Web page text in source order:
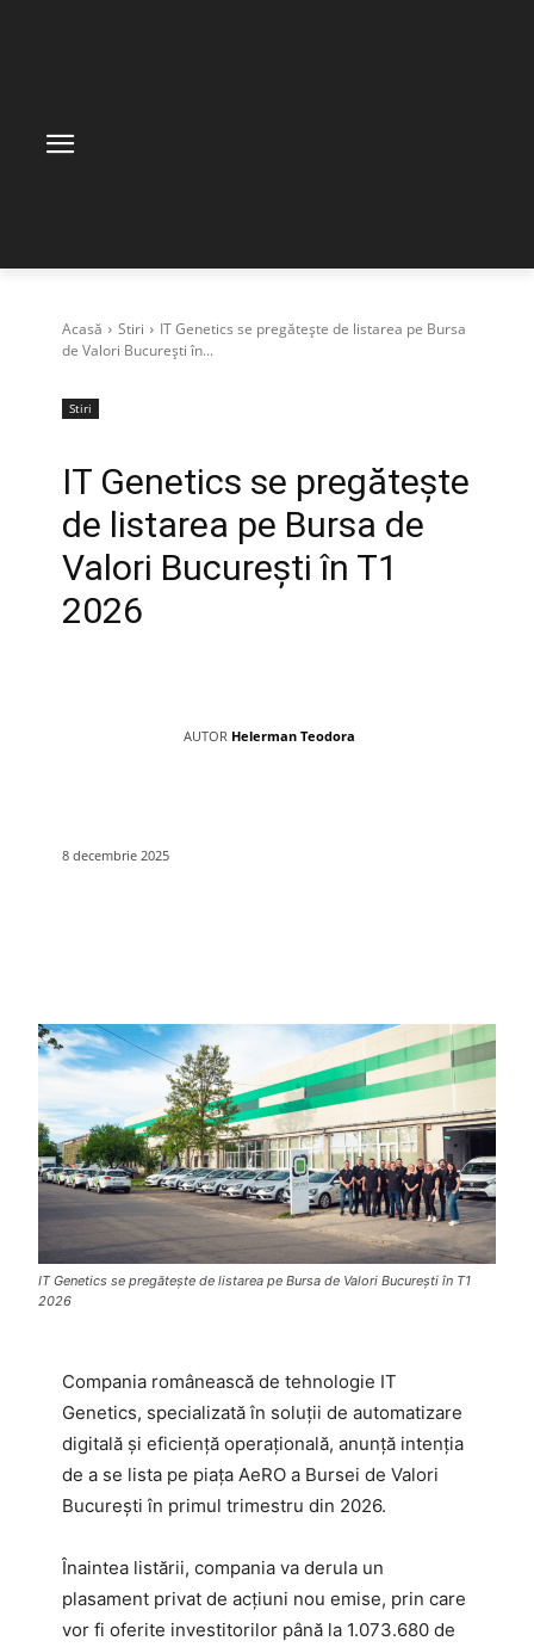
Acasă Stiri
IT Genetics se pregătește de listarea pe Bursa
de Valori București în...
Stiri
IT Genetics se pregătește
de listarea pe Bursa de
Valori București în T1
2026
AUTOR Helerman Teodora
8 decembrie 2025
IT Genetics se pregătește de listarea pe Bursa de Valori București în T1
2026
Compania românească de tehnologie IT
Genetics, specializată în soluții de automatizare
digitală și eficiență operațională, anunță intenția
de a se lista pe piața AeRO a Bursei de Valori
București în primul trimestru din 2026.
Înaintea listării, compania va derula un
plasament privat de acțiuni nou emise, prin care
vor fi oferite investitorilor până la 1.073.680 de